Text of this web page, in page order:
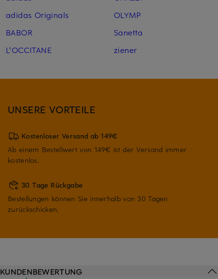
adidas Originals
BABOR
L'OCCITANE
OLYMP
Sanetta
ziener
UNSERE VORTEILE
Kostenloser Versand ab 149€
Ab einem Bestellwert von 149€ ist der Versand immer
kostenlos.
30 Tage Rückgabe
Bestellungen können Sie innerhalb von 30 Tagen
zurückschicken.
KUNDENBEWERTUNG